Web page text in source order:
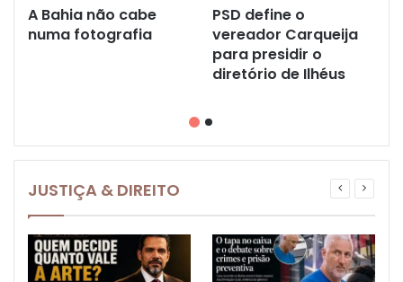
A Bahia não cabe
numa fotografia
PSD define o
vereador Carqueija
para presidir o
diretório de Ilhéus
JUSTIÇA & DIREITO